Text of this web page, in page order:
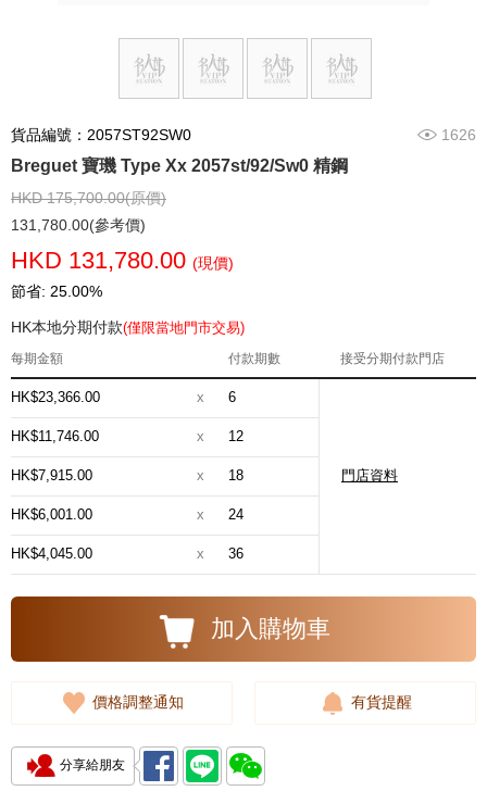
貨品編號：2057ST92SW0 1626
Breguet 寶璣 Type Xx 2057st/92/Sw0 精鋼
HKD 175,700.00(原價)
131,780.00(參考價)
HKD 131,780.00 (現價)
節省: 25.00%
HK本地分期付款(僅限當地門市交易)
每期金額 付款期數 接受分期付款門店
HK$23,366.00 x 6
門店資料
HK$11,746.00 x 12
HK$7,915.00 x 18
HK$6,001.00 x 24
HK$4,045.00 x 36
加入購物車
價格調整通知 有貨提醒
分享給朋友